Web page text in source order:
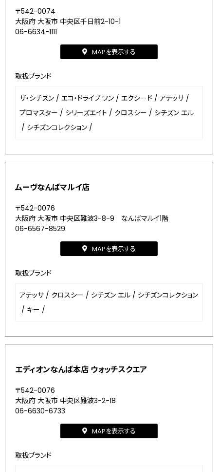
〒542-0074
大阪府 大阪市 中央区千日前2-10-1
06-6634-1111
MAPを表示する
取扱ブランド
ザ・シチズン / エコ・ドライブ ワン / エクシード / アテッサ /
プロマスター / シリーズエイト / クロスシー / シチズン エル
/ シチズンコレクション /
ムーヴなんばマルイ店
〒542-0076
大阪府 大阪市 中央区難波3-8-9 なんばマルイ1階
06-6567-8529
MAPを表示する
取扱ブランド
アテッサ / クロスシー / シチズン エル / シチズンコレクション
/ キー /
エディオンなんば本店 ウォッチスクエア
〒542-0076
大阪府 大阪市 中央区難波3-2-18
06-6630-6733
MAPを表示する
取扱ブランド